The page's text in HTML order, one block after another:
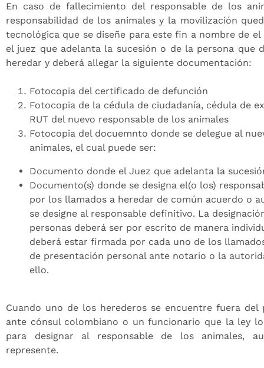
En caso de fallecimiento del responsable de los
responsabilidad de los animales y la movilización
tecnológica que se diseñe para este fin a nombre de el
el juez que adelanta la sucesión o de la persona que
heredar y deberá allegar la siguiente documentación:
Fotocopia del certificado de defunción
Fotocopia de la cédula de ciudadanía, cédula de
RUT del nuevo responsable de los animales
Fotocopia del docuemnto donde se delegue al
animales, el cual puede ser:
Documento donde el Juez que adelanta la
Documento(s) donde se designa el(o los)
por los llamados a heredar de común acuerdo o
se designe al responsable definitivo. La
personas deberá ser por escrito de manera
deberá estar firmada por cada uno de los
de presentación personal ante notario o la
ello.
Cuando uno de los herederos se encuentre fuera del
ante cónsul colombiano o un funcionario que la ley
para designar al responsable de los animales,
represente.